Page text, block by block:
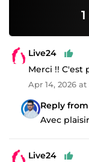
Live24
Merci !! C'est
Apr 14, 2026 at
Reply
Avec
Live24